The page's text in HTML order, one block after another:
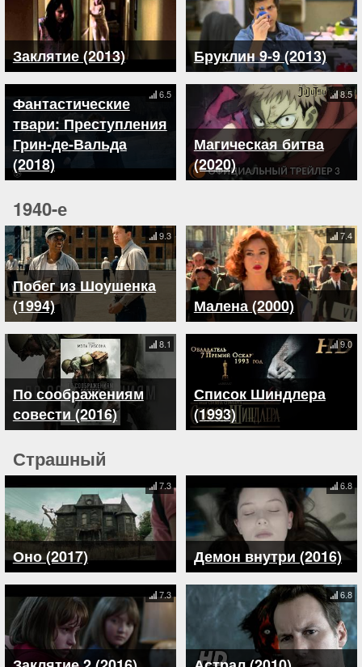
Заклятие (2013) Бруклин 9-9 (2013)
Фантастические
твари: Преступления
Грин-де-Вальда
(2018)
6.5
Магическая битва
(2020)
8.5
1940-е
Побег из Шоушенка
(1994)
9.3
Малена (2000)
7.4
По соображениям
совести (2016)
8.1
Список Шиндлера
(1993)
9.0
Страшный
Оно (2017)
7.3
Демон внутри (2016)
6.8
7.3 6.8